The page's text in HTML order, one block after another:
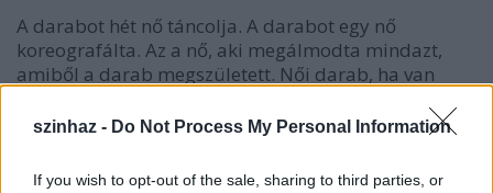
szinhaz - Do Not Process My Personal Information
If you wish to opt-out of the sale, sharing to third parties, or
A darabot hét nő táncolja. A darabot egy nő
koreografálta. Az a nő, aki megálmodta mindazt,
amiből a darab megszületett. Női darab, ha van
Felkavaró és megdöbbentő, humoros és kegyetlen,
hanem teérted.